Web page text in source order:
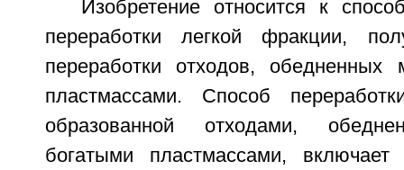
Изобретение относится к
переработки легкой фракции,
переработки отходов, обедненных
пластмассами. Способ
образованной отходами,
богатыми пластмассами,